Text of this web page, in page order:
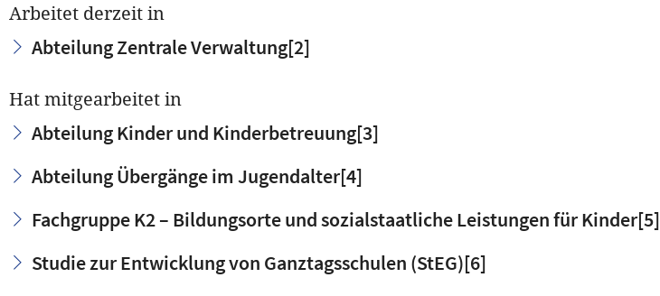
Arbeitet derzeit in
Abteilung Zentrale Verwaltung[2]
Hat mitgearbeitet in
Abteilung Kinder und Kinderbetreuung[3]
Abteilung Übergänge im Jugendalter[4]
Fachgruppe K2 – Bildungsorte und sozialstaatliche Leistungen für Kinder[5]
Studie zur Entwicklung von Ganztagsschulen (StEG)[6]